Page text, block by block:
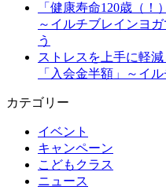
「健康寿命120歳（
～イルチブレインヨ
う
ストレスを上手に軽
「入会金半額」～イ
カテゴリー
イベント
キャンペーン
こどもクラス
ニュース